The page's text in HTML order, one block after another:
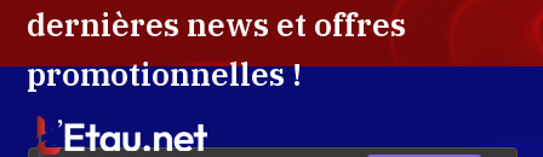
dernières news et offres
promotionnelles !